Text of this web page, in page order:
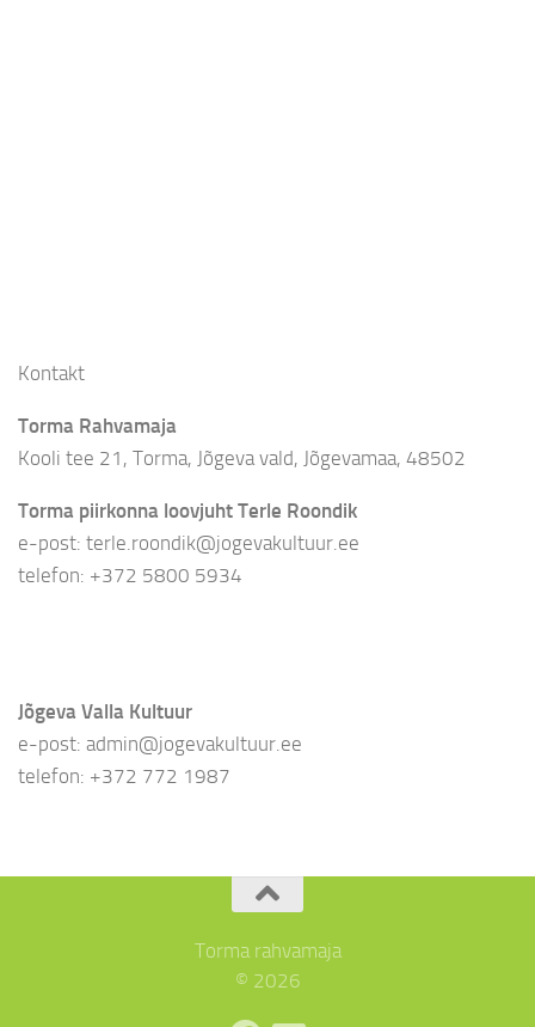
Kontakt
Torma Rahvamaja
Kooli tee 21, Torma, Jõgeva vald, Jõgevamaa, 48502
Torma piirkonna loovjuht Terle Roondik
e-post: terle.roondik@jogevakultuur.ee
telefon: +372 5800 5934
Jõgeva Valla Kultuur
e-post: admin@jogevakultuur.ee
telefon: +372 772 1987
Torma rahvamaja
© 2026